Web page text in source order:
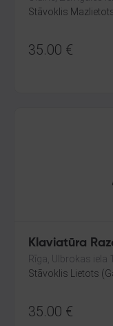
Stāvoklis
35.00 €
Rīga, Ulbrokas iela
Stāvoklis Lietots
35.00 €